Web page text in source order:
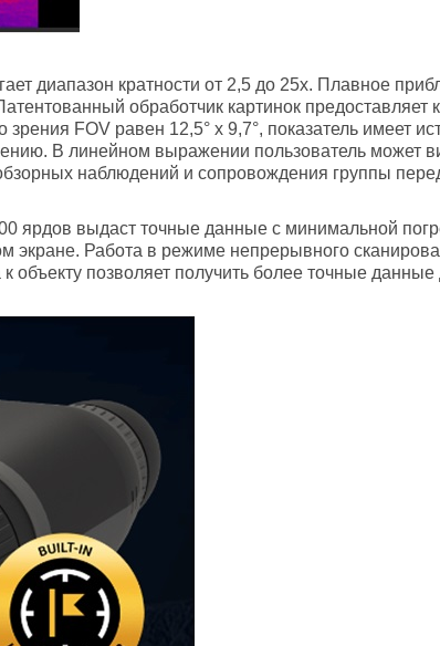
диапазон кратности от 2,5 до 25х. Плавное
обработчик картинок
FOV равен 12,5° х 9,7°, показатель имеет
В линейном выражении пользователь может
наблюдений и сопровождения группы
ярдов выдаст точные данные с минимальной
экране. Работа в режиме непрерывного
позволяет получить более точные